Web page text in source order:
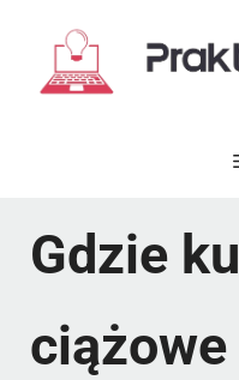
Gdzie
ciążowe